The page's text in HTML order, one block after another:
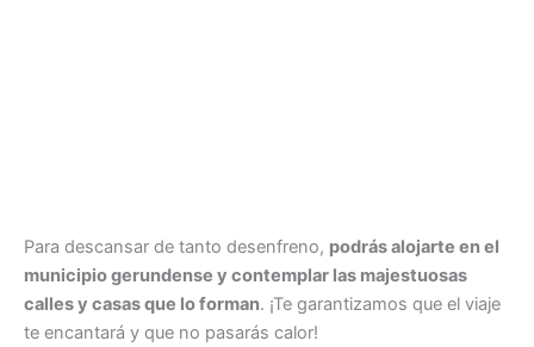
Para descansar de tanto desenfreno, podrás alojarte en el
municipio gerundense y contemplar las majestuosas
calles y casas que lo forman. ¡Te garantizamos que el viaje
te encantará y que no pasarás calor!